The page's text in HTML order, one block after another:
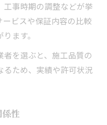
事時期の調整などが挙
ビスや保証内容の比較
ます。
を選ぶと、施工品質の
ため、実績や許可状況
性